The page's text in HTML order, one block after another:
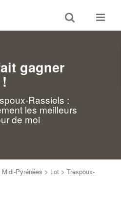
Toggle
search
Toggle
gagner
Rassiels :
les meilleurs
de moi
Midi-Pyrénées > Lot > Trespoux-